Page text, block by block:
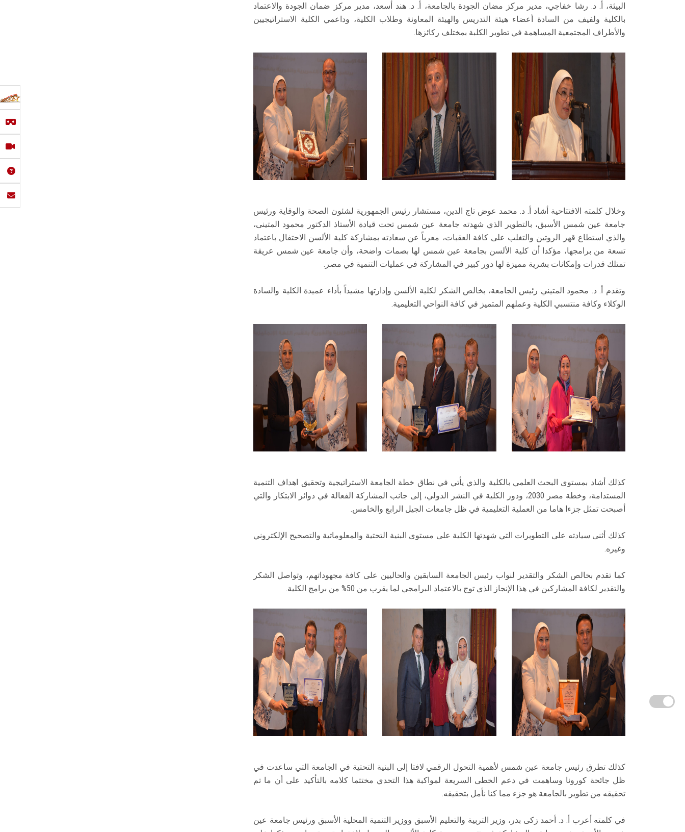
البيئة، أ. د. رشا خفاجي، مدير مركز مضان الجودة بالجامعة، أ. د. هند أسعد، مدير مركز ضمان الجودة والاعتماد
بالكلية ولفيف من السادة أعضاء هيئة التدريس والهيئة المعاونة وطلاب الكلية، وداعمي الكلية الاستراتيجيين
والأطراف المجتمعية المساهمة في تطوير الكلبة بمختلف ركائزها.
وخلال كلمته الافتتاحية أشاد أ. د. محمد عوض تاج الدين، مستشار رئيس الجمهورية لشئون الصحة والوقاية ورئيس
جامعة عين شمس الأسبق، بالتطوير الذي شهدته جامعة عين شمس تحت قيادة الأستاذ الدكتور محمود المتينى،
والذي استطاع قهر الروتين والتغلب على كافة العقبات، معرباً عن سعادته بمشاركة كلية الألسن الاحتفال باعتماد
تسعة من برامجها، مؤكدا أن كلية الألسن بجامعة عين شمس لها بصمات واضحة، وأن جامعة عين شمس عريقة
تمتلك قدرات وإمكانات بشرية مميزة لها دور كبير في المشاركة في عمليات التنمية في مصر.
وتقدم أ. د. محمود المتيني رئيس الجامعة، بخالص الشكر لكلية الألسن وإدارتها مشيداً بأداء عميدة الكلية والسادة
الوكلاء وكافة منتسبي الكلية وعملهم المتميز في كافة النواحي التعليمية.
كذلك أشاد بمستوى البحث العلمي بالكلية والذي يأتي في نطاق خطة الجامعة الاستراتيجية وتحقيق اهداف التنمية
المستدامة، وخطة مصر 2030، ودور الكلية في النشر الدولي، إلى جانب المشاركة الفعالة في دوائر الابتكار والتي
أصبحت تمثل جزءا هاما من العملية التعليمية في ظل جامعات الجيل الرابع والخامس.
كذلك أثنى سيادته على التطويرات التي شهدتها الكلية على مستوى البنية التحتية والمعلوماتية والتصحيح الإلكتروني
وغيره.
كما تقدم بخالص الشكر والتقدير لنواب رئيس الجامعة السابقين والحاليين على كافة مجهوداتهم، وتواصل الشكر
والتقدير لكافة المشاركين في هذا الإنجاز الذي توج بالاعتماد البرامجي لما يقرب من 50% من برامج الكلية.
كذلك تطرق رئيس جامعة عين شمس لأهمية التحول الرقمي لافتا إلى البنية التحتية في الجامعة التي ساعدت في
ظل جائحة كورونا وساهمت في دعم الخطى السريعة لمواكبة هذا التحدي مختتما كلامه بالتأكيد على أن ما تم
تحقيقه من تطوير بالجامعة هو جزء مما كنا نأمل بتحقيقه.
في كلمته أعرب أ. د. أحمد زكى بدر، وزير التربية والتعليم الأسبق ووزير التنمية المحلية الأسبق ورئيس جامعة عين